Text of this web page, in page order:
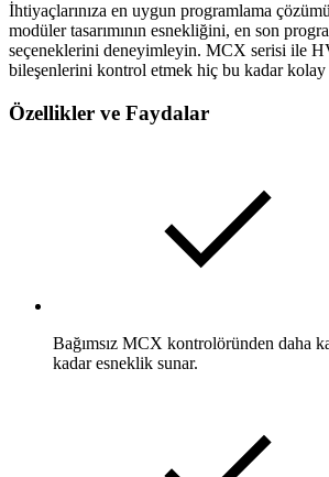
İhtiyaçlarınıza en uygun programlama
modüler tasarımının esnekliğini, en son
seçeneklerini deneyimleyin. MCX serisi ile
bileşenlerini kontrol etmek hiç bu kadar kolay
Özellikler ve Faydalar
Bağımsız MCX kontrolöründen daha
kadar esneklik sunar.